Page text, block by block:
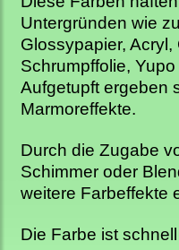
Untergründen wie
Glossypapier, Acryl,
Schrumpffolie,
Aufgetupft ergeben
Marmoreffekte.
Durch die Zugabe
Schimmer oder
weitere Farbeffekte
Die Farbe ist